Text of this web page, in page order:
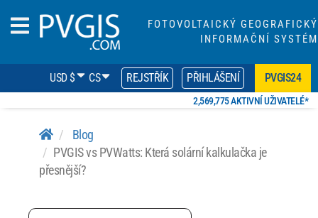
FOTOVOLTAICKÝ GEOGRAFICKÝ
INFORMAČNÍ SYSTÉM
USD $ CS REJSTŘÍK PŘIHLÁŠENÍ PVGIS24
2,569,775 AKTIVNÍ UŽIVATELÉ*
Blog
PVGIS vs PVWatts: Která solární kalkulačka je
přesnější?